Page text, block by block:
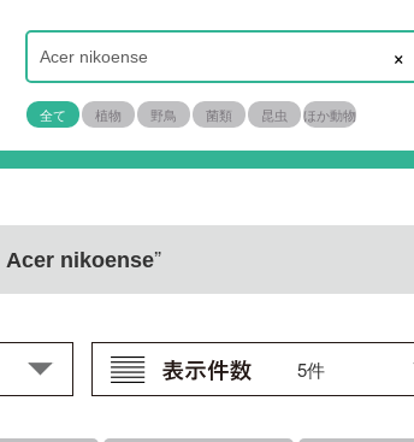
×
全て 植物 野鳥 菌類 昆虫 ほか動物
Acer nikoense”